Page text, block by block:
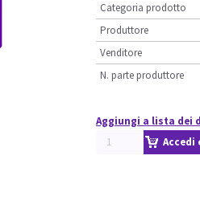
Categoria prodotto
Produttore
Venditore
N. parte produttore
Aggiungi a lista dei
Accedi